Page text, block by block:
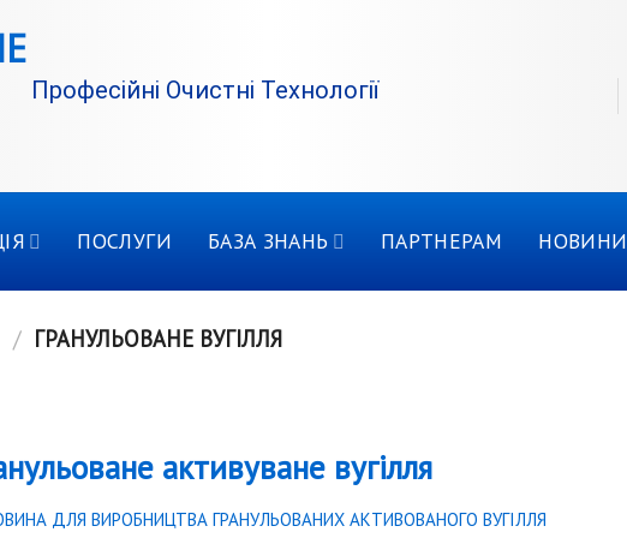
Професійні Очистні Технології
ПОСЛУГИ БАЗА ЗНАНЬ ПАРТНЕРАМ НОВИНИ
/ ГРАНУЛЬОВАНЕ ВУГІЛЛЯ
активуване вугілля
ДЛЯ ВИРОБНИЦТВА ГРАНУЛЬОВАНИХ АКТИВОВАНОГО ВУГІЛЛЯ